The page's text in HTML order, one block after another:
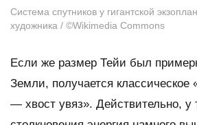
Система спутников у гигантской
художника / ©Wikimedia Commons
Если же размер Тейи был
Земли, получается классическое
— хвост увяз». Действительно, у